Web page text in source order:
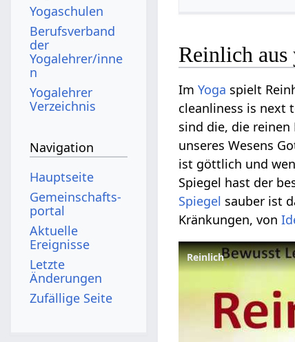
Reinlich
ImYoga spielt
cleanliness is next
sind die, die reinen
unseres Wesens
ist göttlich und
Spiegel hast der
Spiegel sauber ist
Kränkungen, von
Reinlich
Yogaschulen
Berufsverband
der
Yogalehrer/inne
n
Yogalehrer
Verzeichnis
Navigation
Hauptseite
Gemeinschafts­
portal
Aktuelle
Ereignisse
Letzte
Änderungen
Zufällige Seite